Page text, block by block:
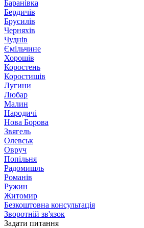
Баранівка
Бердичів
Брусилів
Черняхів
Чуднів
Ємільчине
Хорошів
Коростень
Коростишів
Лугини
Любар
Малин
Народичі
Нова Борова
Звягель
Олевськ
Овруч
Попільня
Радомишль
Романів
Ружин
Житомир
Безкоштовна консультація
Зворотній зв'язок
Задати питання